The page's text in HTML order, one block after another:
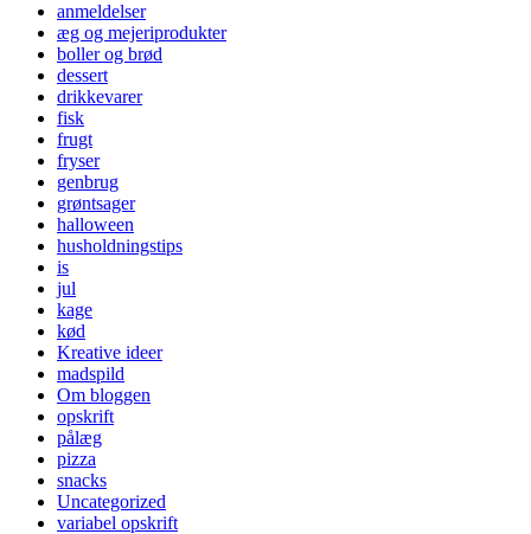
anmeldelser
æg og mejeriprodukter
boller og brød
dessert
drikkevarer
fisk
frugt
fryser
genbrug
grøntsager
halloween
husholdningstips
is
jul
kage
kød
Kreative ideer
madspild
Om bloggen
opskrift
pålæg
pizza
snacks
Uncategorized
variabel opskrift